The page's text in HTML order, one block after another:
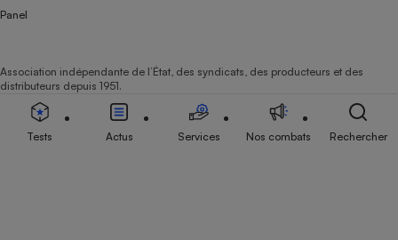
Panel
Association indépendante de l’État, des syndicats, des producteurs et des
distributeurs depuis 1951.
Tests Actus Services Nos combats Rechercher